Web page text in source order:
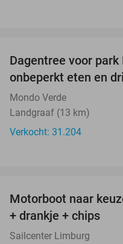
Dagentree voor
onbeperkt eten en
Mondo Verde
Landgraaf (13 km)
Verkocht: 31.204
Motorboot naar
+ drankje + chips
Sailcenter Limburg